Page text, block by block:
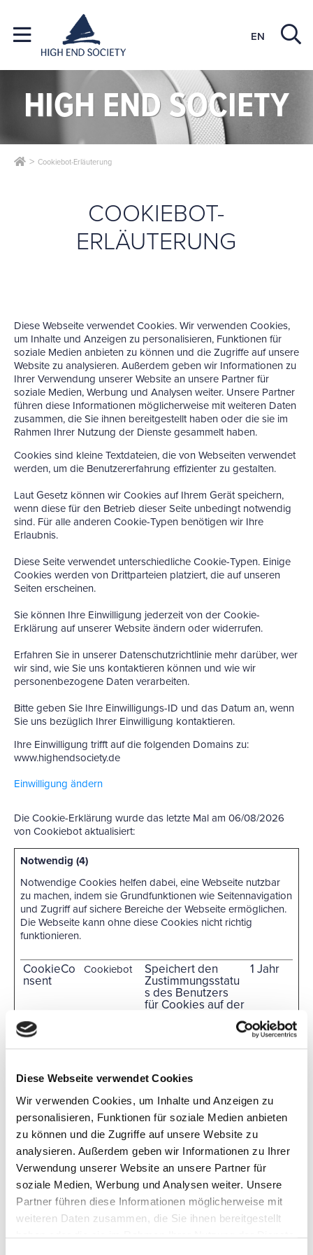
Diese Webseite verwendet Cookies
Wir verwenden Cookies, um Inhalte und Anzeigen zu
personalisieren, Funktionen für soziale Medien anbieten
zu können und die Zugriffe auf unsere Website zu
analysieren. Außerdem geben wir Informationen zu Ihrer
Verwendung unserer Website an unsere Partner für
soziale Medien, Werbung und Analysen weiter. Unsere
Partner führen diese Informationen möglicherweise mit
weiteren Daten zusammen, die Sie ihnen bereitgestellt
EN
HIGH END SOCIETY
Cookiebot-Erläuterung
COOKIEBOT-
ERLÄUTERUNG
Diese Webseite verwendet Cookies. Wir verwenden Cookies,
um Inhalte und Anzeigen zu personalisieren, Funktionen für
soziale Medien anbieten zu können und die Zugriffe auf unsere
Website zu analysieren. Außerdem geben wir Informationen zu
Ihrer Verwendung unserer Website an unsere Partner für
soziale Medien, Werbung und Analysen weiter. Unsere Partner
führen diese Informationen möglicherweise mit weiteren Daten
zusammen, die Sie ihnen bereitgestellt haben oder die sie im
Rahmen Ihrer Nutzung der Dienste gesammelt haben.
Cookies sind kleine Textdateien, die von Webseiten verwendet
werden, um die Benutzererfahrung effizienter zu gestalten.
Laut Gesetz können wir Cookies auf Ihrem Gerät speichern,
wenn diese für den Betrieb dieser Seite unbedingt notwendig
sind. Für alle anderen Cookie-Typen benötigen wir Ihre
Erlaubnis.
Diese Seite verwendet unterschiedliche Cookie-Typen. Einige
Cookies werden von Drittparteien platziert, die auf unseren
Seiten erscheinen.
Sie können Ihre Einwilligung jederzeit von der Cookie-
Erklärung auf unserer Website ändern oder widerrufen.
Erfahren Sie in unserer Datenschutzrichtlinie mehr darüber, wer
wir sind, wie Sie uns kontaktieren können und wie wir
personenbezogene Daten verarbeiten.
Bitte geben Sie Ihre Einwilligungs-ID und das Datum an, wenn
Sie uns bezüglich Ihrer Einwilligung kontaktieren.
Ihre Einwilligung trifft auf die folgenden Domains zu:
www.highendsociety.de
Einwilligung ändern
Die Cookie-Erklärung wurde das letzte Mal am 06/08/2026
von Cookiebotaktualisiert:
Notwendig (4)
Notwendige Cookies helfen dabei, eine Webseite nutzbar
zu machen, indem sie Grundfunktionen wie Seitennavigation
und Zugriff auf sichere Bereiche der Webseite ermöglichen.
Die Webseite kann ohne diese Cookies nicht richtig
funktionieren.
CookieCo
nsent
Cookiebot
Speichert den
Zustimmungsstatu
s des Benutzers
für Cookies auf der
1 Jahr
csrf_https-
contao_cs endsociet
Sicherheit beim
Besucher durch
Verhinderung von
Cross-Site Request
Forgery. Dieser
Cookie ist
wesentlich für die
Sicherheit der
Website und des
Besuchers.
Sitzung
PHPSESSI
D
ticket.high
endsociet
y.de
Behält die
Zustände des
Benutzers bei
allen
Sitzung